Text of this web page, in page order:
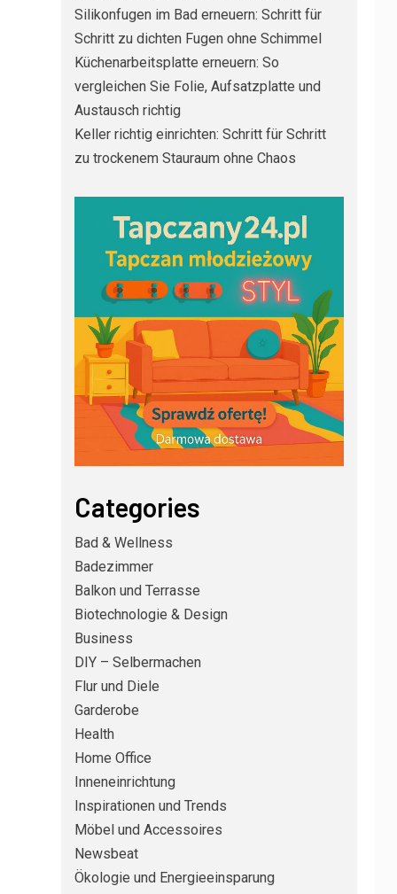
Silikonfugen im Bad erneuern: Schritt für
Schritt zu dichten Fugen ohne Schimmel
Küchenarbeitsplatte erneuern: So
vergleichen Sie Folie, Aufsatzplatte und
Austausch richtig
Keller richtig einrichten: Schritt für Schritt
zu trockenem Stauraum ohne Chaos
Categories
Bad & Wellness
Badezimmer
Balkon und Terrasse
Biotechnologie & Design
Business
DIY – Selbermachen
Flur und Diele
Garderobe
Health
Home Office
Inneneinrichtung
Inspirationen und Trends
Möbel und Accessoires
Newsbeat
Ökologie und Energieeinsparung
3
erneuern: Schritt für
Schritt zu dichten
Küchenarbeitsplatte